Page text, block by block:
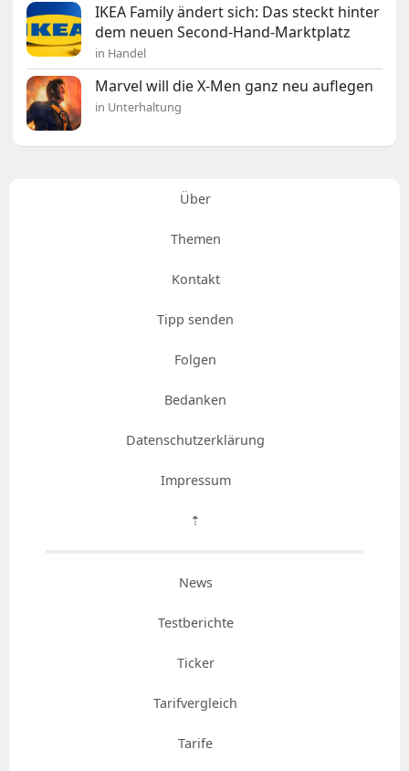
IKEA Family ändert sich: Das steckt hinter
dem neuen Second-Hand-Marktplatz
in Handel
Marvel will die X-Men ganz neu auflegen
in Unterhaltung
Über
Themen
Kontakt
Tipp senden
Folgen
Bedanken
Datenschutzerklärung
Impressum
⇡
News
Testberichte
Ticker
Tarifvergleich
Tarife